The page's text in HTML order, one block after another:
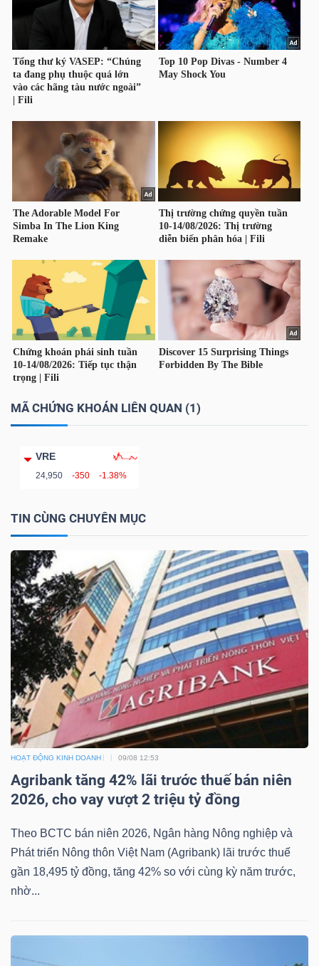
MÃ CHỨNG KHOÁN LIÊN QUAN (1)
VRE
24,950 -350 -1.38%
TIN CÙNG CHUYÊN MỤC
HOẠT ĐỘNG KINH DOANH 09/08 12:53
Agribank tăng 42% lãi trước thuế bán niên
2026, cho vay vượt 2 triệu tỷ đồng
Theo BCTC bán niên 2026, Ngân hàng Nông nghiệp và
Phát triển Nông thôn Việt Nam (Agribank) lãi trước thuế
gần 18,495 tỷ đồng, tăng 42% so với cùng kỳ năm trước,
nhờ...
THẾ
ĐÔNG
DƯƠNG
TÀI
CHÍNH
CÁ
NHÂN
PHÂN
TÍCH
MÔ
NGÀNH
DOANH
NGHIỆP
PHIẾU
PHÁI
SINH
PHIẾU